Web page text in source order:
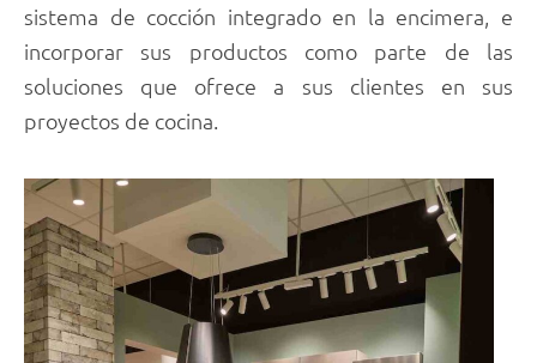
sistema de cocción integrado en la encimera, e
incorporar sus productos como parte de las
soluciones que ofrece a sus clientes en sus
proyectos de cocina.